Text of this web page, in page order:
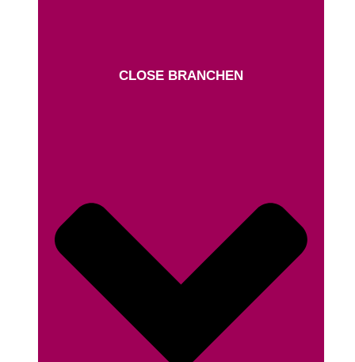
CLOSE BRANCHEN